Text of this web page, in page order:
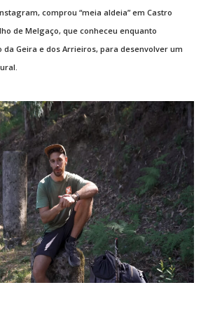
comprou “meia aldeia” em Castro
de Melgaço, que conheceu enquanto
da Geira e dos Arrieiros, para desenvolver um